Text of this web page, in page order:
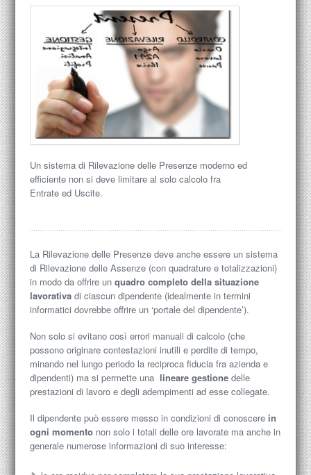
Un sistema di Rilevazione delle Presenze moderno ed
efficiente non si deve limitare al solo calcolo fra
Entrate ed Uscite.
La Rilevazione delle Presenze deve anche essere un sistema
di Rilevazione delle Assenze (con quadrature e totalizzazioni)
in modo da offrire un quadro completo della situazione
lavorativadi ciascun dipendente (idealmente in termini
informatici dovrebbe offrire un ‘portale del dipendente’).
Non solo si evitano così errori manuali di calcolo (che
possono originare contestazioni inutili e perdite di tempo,
minando nel lungo periodo la reciproca fiducia fra azienda e
dipendenti) ma si permette una lineare gestionedelle
prestazioni di lavoro e degli adempimenti ad esse collegate.
Il dipendente può essere messo in condizioni di conoscere in
ogni momentonon solo i totali delle ore lavorate ma anche in
generale numerose informazioni di suo interesse: